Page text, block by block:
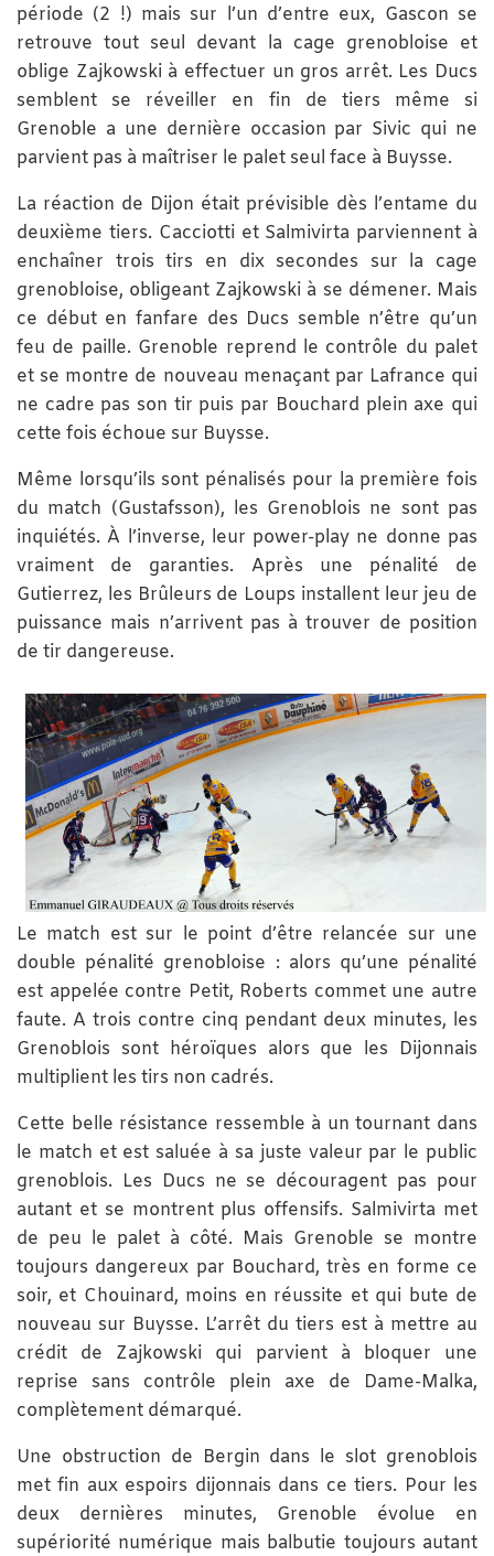
période (2 !) mais sur l’un d’entre eux, Gascon se
retrouve tout seul devant la cage grenobloise et
oblige Zajkowski à effectuer un gros arrêt. Les Ducs
semblent se réveiller en fin de tiers même si
Grenoble a une dernière occasion par Sivic qui ne
parvient pas à maîtriser le palet seul face à Buysse.
La réaction de Dijon était prévisible dès l’entame du
deuxième tiers. Cacciotti et Salmivirta parviennent à
enchaîner trois tirs en dix secondes sur la cage
grenobloise, obligeant Zajkowski à se démener. Mais
ce début en fanfare des Ducs semble n’être qu’un
feu de paille. Grenoble reprend le contrôle du palet
et se montre de nouveau menaçant par Lafrance qui
ne cadre pas son tir puis par Bouchard plein axe qui
cette fois échoue sur Buysse.
Même lorsqu’ils sont pénalisés pour la première fois
du match (Gustafsson), les Grenoblois ne sont pas
inquiétés. À l’inverse, leur power-play ne donne pas
vraiment de garanties. Après une pénalité de
Gutierrez, les Brûleurs de Loups installent leur jeu de
puissance mais n’arrivent pas à trouver de position
de tir dangereuse.
Le match est sur le point d’être relancée sur une
double pénalité grenobloise : alors qu’une pénalité
est appelée contre Petit, Roberts commet une autre
faute. A trois contre cinq pendant deux minutes, les
Grenoblois sont héroïques alors que les Dijonnais
multiplient les tirs non cadrés.
Cette belle résistance ressemble à un tournant dans
le match et est saluée à sa juste valeur par le public
grenoblois. Les Ducs ne se découragent pas pour
autant et se montrent plus offensifs. Salmivirta met
de peu le palet à côté. Mais Grenoble se montre
toujours dangereux par Bouchard, très en forme ce
soir, et Chouinard, moins en réussite et qui bute de
nouveau sur Buysse. L’arrêt du tiers est à mettre au
crédit de Zajkowski qui parvient à bloquer une
reprise sans contrôle plein axe de Dame-Malka,
complètement démarqué.
Une obstruction de Bergin dans le slot grenoblois
met fin aux espoirs dijonnais dans ce tiers. Pour les
deux dernières minutes, Grenoble évolue en
supériorité numérique mais balbutie toujours autant